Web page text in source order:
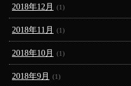
2018年12月 (1)
2018年11月 (1)
2018年10月 (1)
2018年9月 (1)